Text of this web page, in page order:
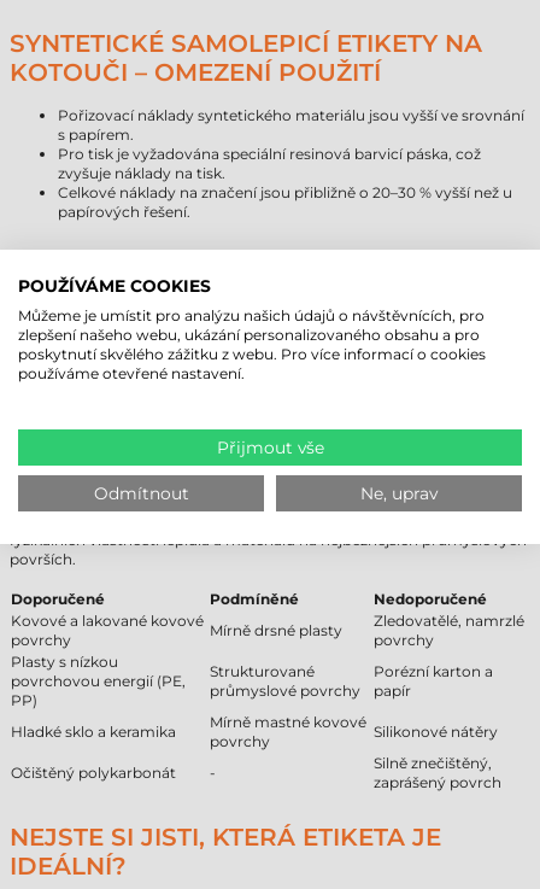
SYNTETICKÉ SAMOLEPICÍ ETIKETY NA
KOTOUČI – OMEZENÍ POUŽITÍ
Pořizovací náklady syntetického materiálu jsou vyšší ve srovnání
s papírem.
Pro tisk je vyžadována speciální resinová barvicí páska, což
zvyšuje náklady na tisk.
Celkové náklady na značení jsou přibližně o 20–30 % vyšší než u
papírových řešení.
ETIKET
Typ materiálu
Předpokládaná životnost (interiér)
Papír
1–3 roky
Direkt termál
6–18 měsíců
DOPORUČENÉ A NEDOPORUČENÉ
POVRCHY
fyzikálních vlastností lepidla a materiálu na nejběžnějších průmyslových
površích.
Doporučené Podmíněné
Nedoporučené
Kovové a lakované kovové
povrchy
Mírně drsné plasty
Zledovatělé, namrzlé
povrchy
Plasty s nízkou
povrchovou energií (PE,
PP)
Strukturované
průmyslové povrchy
Porézní karton a
papír
Hladké sklo a keramika
Mírně mastné kovové
povrchy
Silikonové nátěry
Očištěný polykarbonát -
Silně znečištěný,
zaprášený povrch
NEJSTE SI JISTI, KTERÁ ETIKETA JE
IDEÁLNÍ?
POUŽÍVÁME COOKIES
Můžeme je umístit pro analýzu našich údajů o návštěvnících, pro
zlepšení našeho webu, ukázání personalizovaného obsahu a pro
poskytnutí skvělého zážitku z webu. Pro více informací o cookies
používáme otevřené nastavení.
Přijmout vše
Odmítnout Ne, uprav